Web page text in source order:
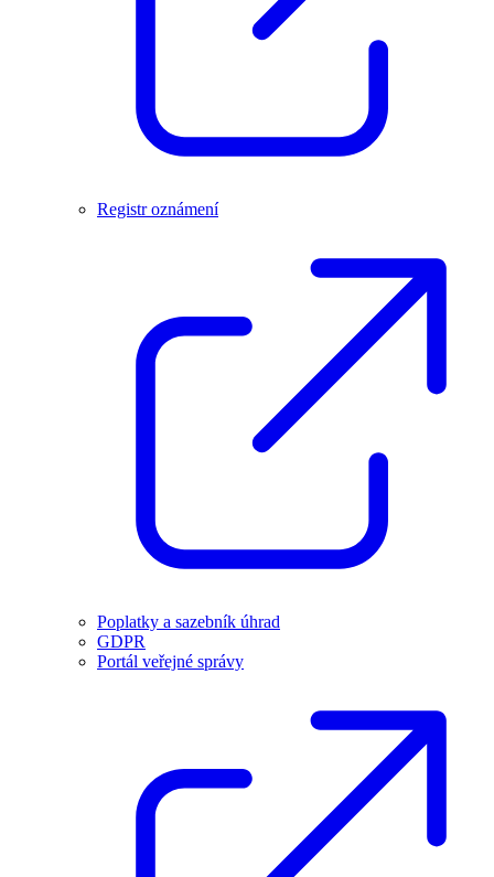
Registr oznámení
Poplatky a sazebník úhrad
GDPR
Portál veřejné správy